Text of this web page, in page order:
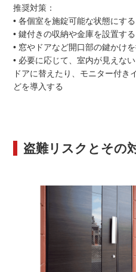
推奨対策：
• 各個室を施錠可能な状態にす
• 鍵付きの収納や金庫を設置す
• 窓やドアなど開口部の鍵かけ
• 必要に応じて、室内が見えな
ドアに替えたり、モニター付き
どを導入する
盗難リスクとその